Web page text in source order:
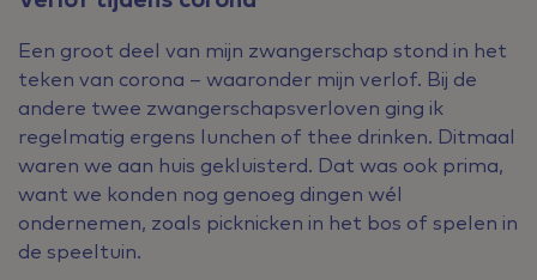
Een groot deel van mijn zwangerschap stond in het
teken van corona – waaronder mijn verlof. Bij de
andere twee zwangerschapsverloven ging ik
regelmatig ergens lunchen of thee drinken. Ditmaal
waren we aan huis gekluisterd. Dat was ook prima,
want we konden nog genoeg dingen wél
ondernemen, zoals picknicken in het bos of spelen in
de speeltuin.